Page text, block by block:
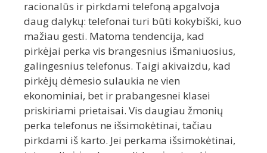
racionalūs ir pirkdami telefoną apgalvoja
daug dalykų: telefonai turi būti kokybiški, kuo
mažiau gesti. Matoma tendencija, kad
pirkėjai perka vis brangesnius išmaniuosius,
galingesnius telefonus. Taigi akivaizdu, kad
pirkėjų dėmesio sulaukia ne vien
ekonominiai, bet ir prabangesnei klasei
priskiriami prietaisai. Vis daugiau žmonių
perka telefonus ne išsimokėtinai, tačiau
pirkdami iš karto. Jei perkama išsimokėtinai,